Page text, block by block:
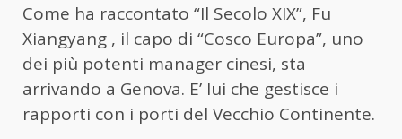
Come ha raccontato “Il Secolo XIX”, Fu
Xiangyang , il capo di “Cosco Europa”, uno
dei più potenti manager cinesi, sta
arrivando a Genova. E’ lui che gestisce i
rapporti con i porti del Vecchio Continente.